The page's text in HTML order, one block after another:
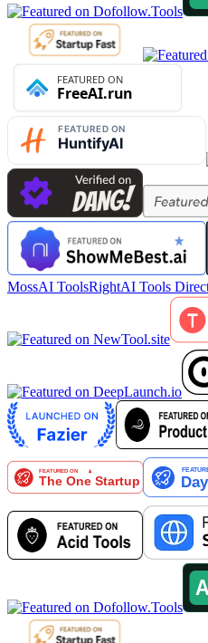
MossAI ToolsRightAI Tools